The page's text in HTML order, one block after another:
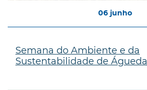
06 junho
Semana do Ambiente e da
Sustentabilidade de Águeda